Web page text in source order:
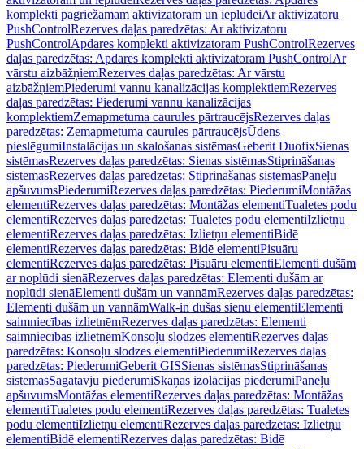
komplekti pagriežamam aktivizatoram un ieplūdeiAr aktivizatoru
PushControlRezerves daļas paredzētas: Ar aktivizatoru
PushControlApdares komplekti aktivizatoram PushControlRezerves
daļas paredzētas: Apdares komplekti aktivizatoram PushControlAr
vārstu aizbāžņiemRezerves daļas paredzētas: Ar vārstu
aizbāžņiemPiederumi vannu kanalizācijas komplektiemRezerves
daļas paredzētas: Piederumi vannu kanalizācijas
komplektiemZemapmetuma caurules pārtraucējsRezerves daļas
paredzētas: Zemapmetuma caurules pārtraucējsŪdens
pieslēgumiInstalācijas un skalošanas sistēmasGeberit DuofixSienas
sistēmasRezerves daļas paredzētas: Sienas sistēmasStiprināšanas
sistēmasRezerves daļas paredzētas: Stiprināšanas sistēmasPaneļu
apšuvumsPiederumiRezerves daļas paredzētas: PiederumiMontāžas
elementiRezerves daļas paredzētas: Montāžas elementiTualetes podu
elementiRezerves daļas paredzētas: Tualetes podu elementiIzlietņu
elementiRezerves daļas paredzētas: Izlietņu elementiBidē
elementiRezerves daļas paredzētas: Bidē elementiPisuāru
elementiRezerves daļas paredzētas: Pisuāru elementiElementi dušām
ar noplūdi sienāRezerves daļas paredzētas: Elementi dušām ar
noplūdi sienāElementi dušām un vannāmRezerves daļas paredzētas:
Elementi dušām un vannāmWalk-in dušas sienu elementiElementi
saimniecības izlietnēmRezerves daļas paredzētas: Elementi
saimniecības izlietnēmKonsoļu slodzes elementiRezerves daļas
paredzētas: Konsoļu slodzes elementiPiederumiRezerves daļas
paredzētas: PiederumiGeberit GISSienas sistēmasStiprināšanas
sistēmasSagatavju piederumiSkaņas izolācijas piederumiPaneļu
apšuvumsMontāžas elementiRezerves daļas paredzētas: Montāžas
elementiTualetes podu elementiRezerves daļas paredzētas: Tualetes
podu elementiIzlietņu elementiRezerves daļas paredzētas: Izlietņu
elementiBidē elementiRezerves daļas paredzētas: Bidē